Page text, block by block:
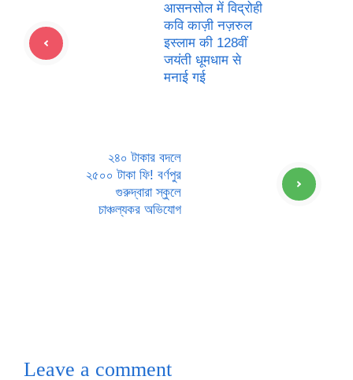
आसनसोल में विद्रोही
कवि काज़ी नज़रुल
इस्लाम की 128वीं
जयंती धूमधाम से
मनाई गई
২৪০ টাকার বদলে
২৫০০ টাকা ফি! বর্ণপুর
গুরুদ্বারা স্কুলে
চাঞ্চল্যকর অভিযোগ
Leave a comment